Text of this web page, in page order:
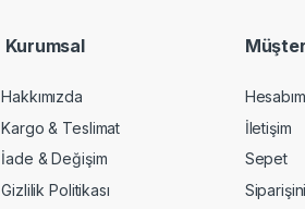
Kurumsal
Hakkımızda
Kargo & Teslimat
İade & Değişim
Gizlilik Politikası
Hesabım
İletişim
Sepet